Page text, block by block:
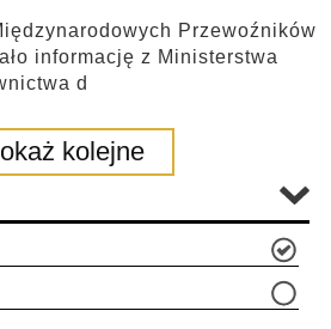
Przewoźników
informację z Ministerstwa
d
kolejne